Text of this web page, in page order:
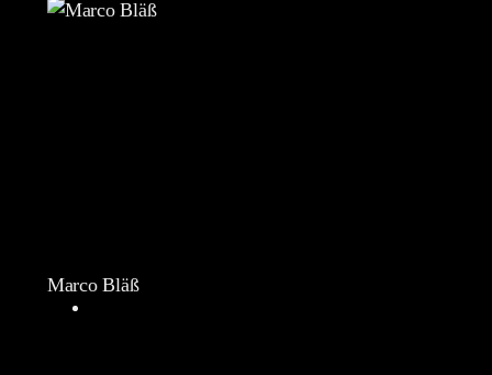
Marco Bläß